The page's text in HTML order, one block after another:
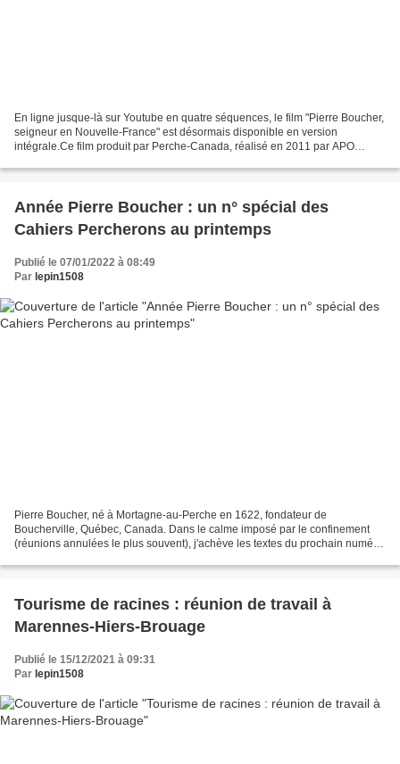
En ligne jusque-là sur Youtube en quatre séquences, le film "Pierre Boucher,
seigneur en Nouvelle-France" est désormais disponible en version
intégrale.Ce film produit par Perche-Canada, réalisé en 2011 par APO
Année Pierre Boucher : un n° spécial des
Cahiers Percherons au printemps
Publié le 07/01/2022 à 08:49
Par lepin1508
Pierre Boucher, né à Mortagne-au-Perche en 1622, fondateur de
Boucherville, Québec, Canada. Dans le calme imposé par le confinement
(réunions annulées le plus souvent), j'achève les textes du prochain numéro
Tourisme de racines : réunion de travail à
Marennes-Hiers-Brouage
Publié le 15/12/2021 à 09:31
Par lepin1508